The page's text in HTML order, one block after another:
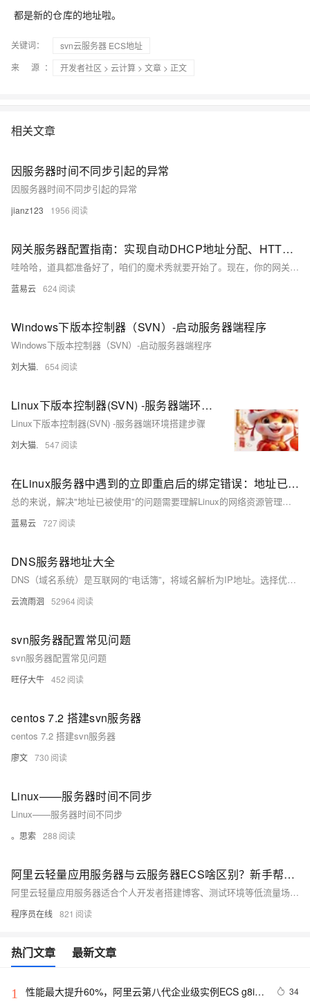
都是新的仓库的地址啦。
关键词：
svn云服务器 ECS地址
来 源：
开发者社区 > 云计算 > 文章 > 正文
相关文章
因服务器时间不同步引起的异常
因服务器时间不同步引起的异常
jianz123 1956
网关服务器配置指南：实现自动DHCP地址分配、HTTP服务和SSH无密码登录。
哇哈哈，道具都准备好了，咱们的魔术秀就要开始了。现在，你的网关服务器已经魔法满满，自动分配IP，提供网页服务，SSH登录如入无人之境。而整个世界，只会知道效果，不会知道是你在幕后操控一切。这就是真正的数字世界魔法师，随手拈来，手到擒来。
蓝易云 624
Windows下版本控制器（SVN）-启动服务器端程序
Windows下版本控制器（SVN）-启动服务器端程序
刘大猫. 654
Linux下版本控制器(SVN) -服务器端环境搭建步骤
Linux下版本控制器(SVN) -服务器端环境搭建步骤
刘大猫. 547
在Linux服务器中遇到的立即重启后的绑定错误：地址已被使用问题解决
总的来说，解决"地址已被使用"的问题需要理解Linux的网络资源管理机制，选择合适的套接字选项，以及合适的时间点进行服务重启。以上就是对“立即重启后的绑定错误：地址已被使用问题”的全面解答。希望可以帮你解决问题。
蓝易云 727
DNS服务器地址大全
DNS（域名系统）是互联网的“电话簿”，将域名解析为IP地址。选择优质DNS服务器可提升网络速度、降低延迟。以下是全球及中国各运营商的DNS服务器列表，包括公共DNS（如Google DNS、Cloudflare DNS）、中国电信、联通、移动等。根据地理位置、稳定性、安全性与隐私保护等因素选择适合的DNS服务器，优化上网体验。
云流雨洄 52964
svn服务器配置常见问题
svn服务器配置常见问题
旺仔大牛 452
centos 7.2 搭建svn服务器
centos 7.2 搭建svn服务器
廖文 730
Linux——服务器时间不同步
Linux——服务器时间不同步
。思索 288
阿里云轻量应用服务器与云服务器ECS啥区别？新手帮助教程
阿里云轻量应用服务器适合个人开发者搭建博客、测试环境等低流量场景，操作简单、成本低；ECS适用于企业级高负载业务，功能强大、灵活可扩展。二者在性能、网络、镜像及运维管理上差异显著，用户应根据实际需求选择。
程序员在线 821
热门文章 最新文章
1 性能最大提升60%，阿里云第八代企业级实例ECS g8i正 34